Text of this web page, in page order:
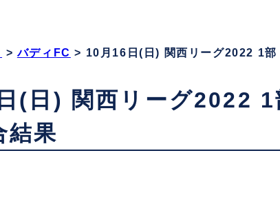
>バディFC > 10月16日(日) 関西リーグ2022 1
(日) 関西リーグ2022
果